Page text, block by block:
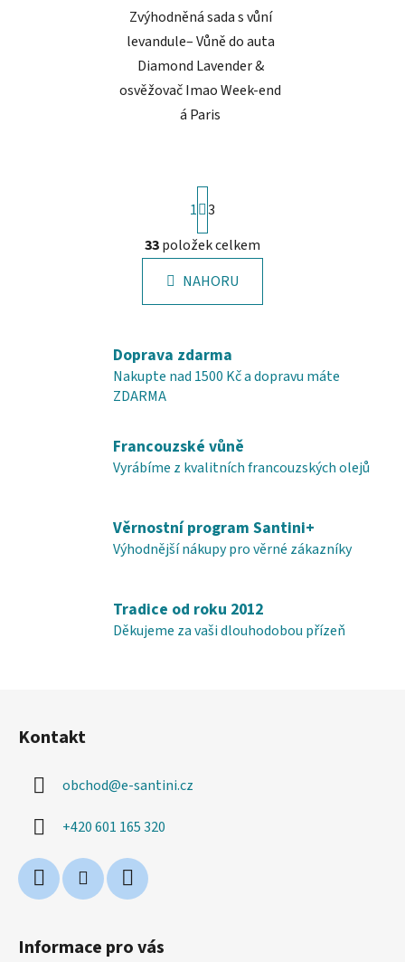
Zvýhodněná sada s vůní
levandule– Vůně do auta
Diamond Lavender &
osvěžovač Imao Week-end
á Paris
O
v
l
a
c
r
v
k
ý
p
u
S
t
r
á
n
k
n
í
1 3
33položek celkem
NAHORU
Doprava zdarma
Nakupte nad 1500 Kč a dopravu máte
ZDARMA
Francouzské vůně
Vyrábíme z kvalitních francouzských olejů
Věrnostní program Santini+
Výhodnější nákupy pro věrné zákazníky
Tradice od roku 2012
Děkujeme za vaši dlouhodobou přízeň
Kontakt
obchod@e-santini.cz
+420 601 165 320
Informace pro vás